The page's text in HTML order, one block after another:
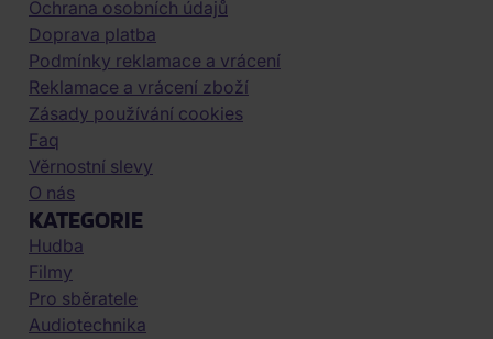
Ochrana osobních údajů
Doprava platba
Podmínky reklamace a vrácení
Reklamace a vrácení zboží
Zásady používání cookies
Faq
Věrnostní slevy
O nás
KATEGORIE
Hudba
Filmy
Pro sběratele
Audiotechnika